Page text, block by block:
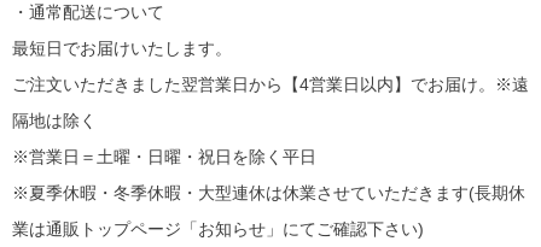
・通常配送について
最短日でお届けいたします。
ご注文いただきました翌営業日から【4営業日以内】でお届け。※遠
隔地は除く
※営業日＝土曜・日曜・祝日を除く平日
※夏季休暇・冬季休暇・大型連休は休業させていただきます(長期休
業は通販トップページ「お知らせ」にてご確認下さい)